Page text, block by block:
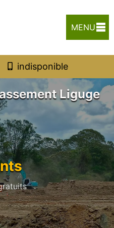
MENU
indisponible
Liguge